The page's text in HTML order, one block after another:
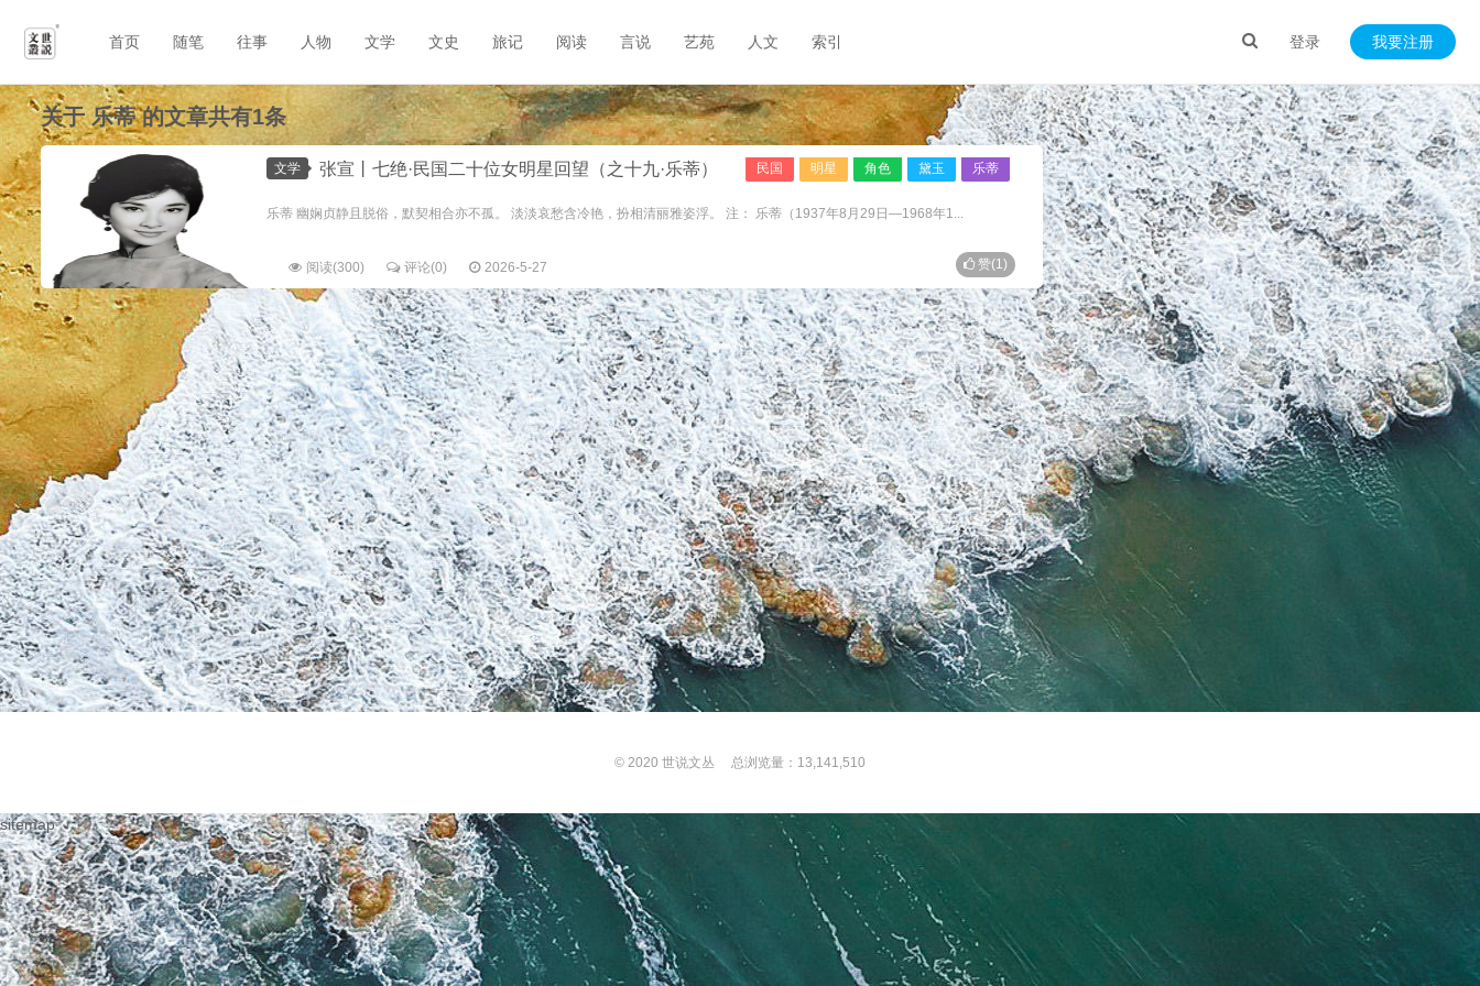
登录 我要注册
首页 随笔 往事 人物 文学 文史 旅记 阅读 言说 艺苑 人文 索引
关于乐蒂的文章共有1条
文学 民国 明星 角色 黛玉 乐蒂
张宣丨七绝·民国二十位女明星回望（之十九·乐蒂）
乐蒂 幽娴贞静且脱俗，默契相合亦不孤。 淡淡哀愁含冷艳，扮相清丽雅姿浮。 注： 乐蒂（1937年8月29日—1968年1...
阅读(300) 评论(0) 2026-5-27 赞(1)
© 2020 世说文丛 总浏览量：13,141,510
sitemap